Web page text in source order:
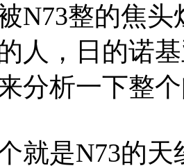
N73整的焦
人，日的诺
分析一下整
就是N73的